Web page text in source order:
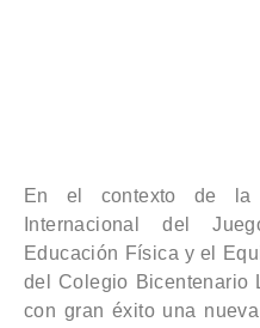
En el contexto de la
Internacional del
Educación Física y el
del Colegio Bicentenario
con gran éxito una